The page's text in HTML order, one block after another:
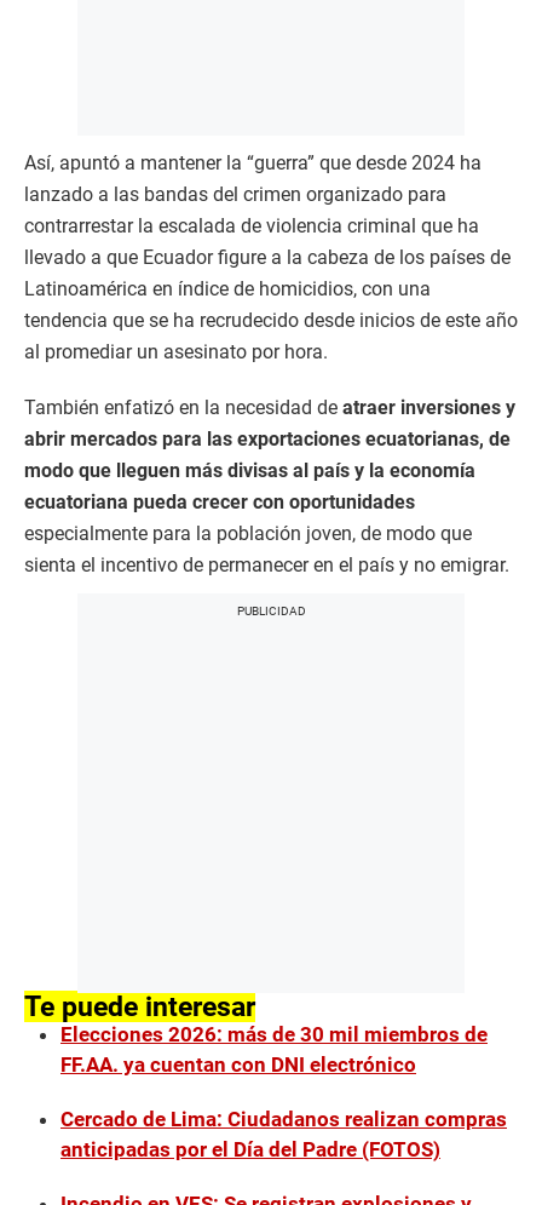
Así, apuntó a mantener la “guerra” que desde 2024 ha
lanzado a las bandas del crimen organizado para
contrarrestar la escalada de violencia criminal que ha
llevado a que Ecuador figure a la cabeza de los países de
Latinoamérica en índice de homicidios, con una
tendencia que se ha recrudecido desde inicios de este año
al promediar un asesinato por hora.
También enfatizó en la necesidad de atraer inversiones y
abrir mercados para las exportaciones ecuatorianas, de
modo que lleguen más divisas al país y la economía
ecuatoriana pueda crecer con oportunidades
especialmente para la población joven, de modo que
sienta el incentivo de permanecer en el país y no emigrar.
Te puede interesar
Elecciones 2026: más de 30 mil miembros de
FF.AA. ya cuentan con DNI electrónico
Cercado de Lima: Ciudadanos realizan compras
anticipadas por el Día del Padre (FOTOS)